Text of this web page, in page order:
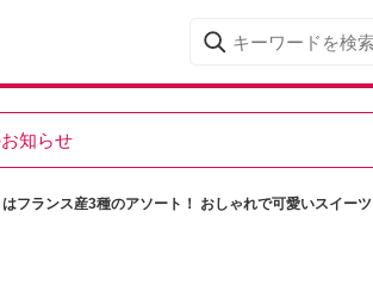
知らせ
フランス産3種のアソート！ おしゃれで可愛いスイーツ